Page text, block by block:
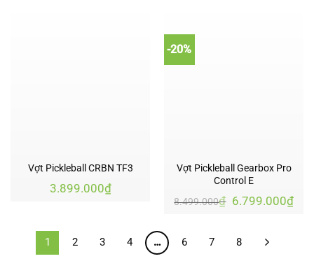
Vợt Pickleball CRBN TF3
3.899.000₫
-20%
Vợt Pickleball Gearbox Pro
Control E
8.499.000₫ Giá
8.499.000₫.
6.799.000₫Giá
hiện
1 2 3 4 … 6 7 8